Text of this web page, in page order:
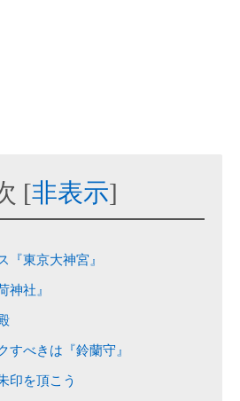
[非表示]
『東京大神宮』
神社』
すべきは『鈴蘭守』
印を頂こう